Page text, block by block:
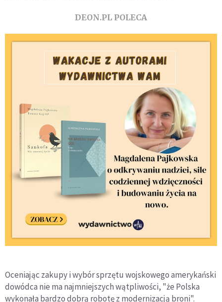
DEON.PL POLECA
Oceniając zakupy i wybór sprzętu wojskowego amerykański
dowódca nie ma najmniejszych wątpliwości, "że Polska
wykonała bardzo dobrą robotę z modernizacją broni".